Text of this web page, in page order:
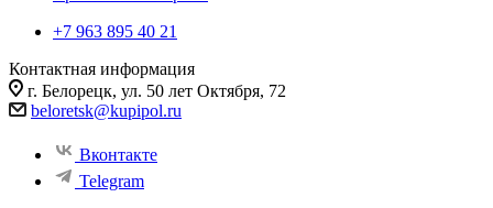
+7 963 895 40 21
Контактная информация
г. Белорецк, ул. 50 лет Октября, 72
beloretsk@kupipol.ru
Вконтакте
Telegram